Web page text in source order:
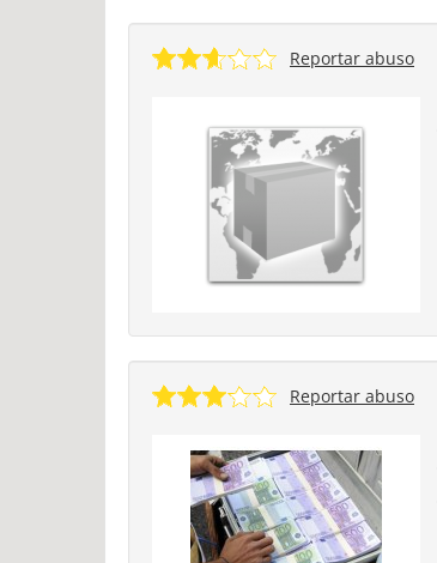
Reportar abuso
Reportar abuso